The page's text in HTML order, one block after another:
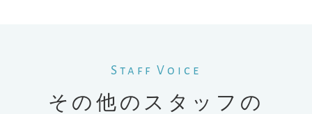
Staff Voice
その他のスタッフの